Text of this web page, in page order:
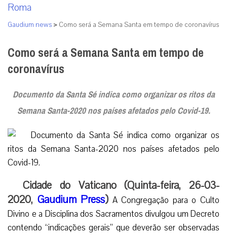
Roma
Gaudium news > Como será a Semana Santa em tempo de coronavírus
Como será a Semana Santa em tempo de
coronavírus
Documento da Santa Sé indica como organizar os ritos da
Semana Santa-2020 nos países afetados pelo Covid-19.
Cidade do Vaticano (Quinta-feira, 26-03-
2020, Gaudium Press) A Congregação para o Culto
Divino e a Disciplina dos Sacramentos divulgou um Decreto
contendo “indicações gerais” que deverão ser observadas